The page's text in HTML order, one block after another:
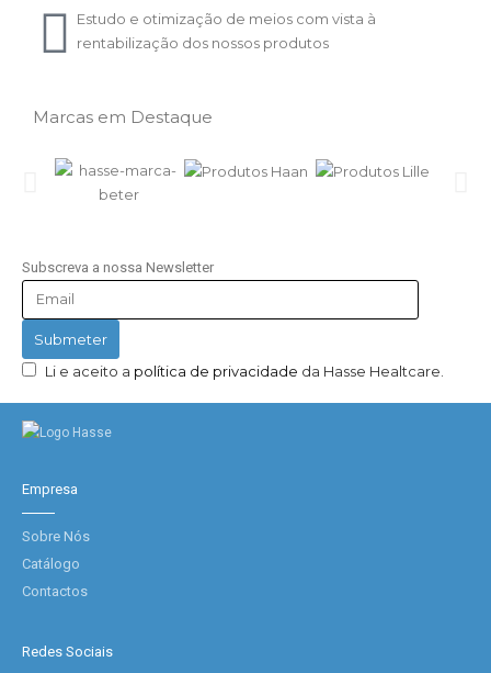
Estudo e otimização de meios com vista à
rentabilização dos nossos produtos
Marcas em Destaque
Subscreva a nossa Newsletter
Li e aceito a política de privacidade da Hasse Healtcare.
Empresa
Sobre Nós
Catálogo
Contactos
Redes Sociais